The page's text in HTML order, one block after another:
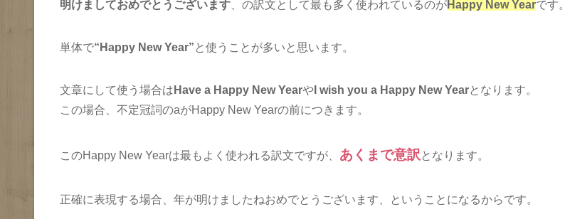
明けましておめでとうございます 、の訳文として最も多く使われているのがHappy New Yearです。
単体で“Happy New Year” と使うことが多いと思います。
文章にして使う場合は Have a Happy New Yearや I wish you a Happy New Yearとなります。
この場合、不定冠詞のaがHappy New Yearの前につきます。
このHappy New Yearは最もよく使われる訳文ですが、 あくまで意訳 となります。
正確に表現する場合、年が明けましたねおめでとうございます、ということになるからです。